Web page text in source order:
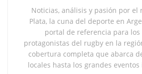
Noticias, análisis y pasión por el
Plata, la cuna del deporte en
portal de referencia para los
protagonistas del rugby en la
cobertura completa que abarca
locales hasta los grandes